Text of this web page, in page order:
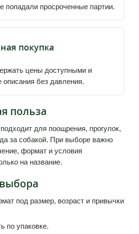
попадали просроченные партии.
покупка
цены доступными и
описания без давления.
польза
для поощрения, прогулок,
за собакой. При выборе важно
формат и условия
на название.
под размер, возраст и привычки
по упаковке.